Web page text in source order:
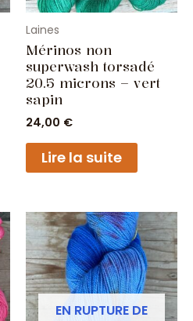
Laines
Mérinos non
superwash torsadé
20.5 microns – vert
sapin
24,00 €
Lire la suite
EN RUPTURE DE